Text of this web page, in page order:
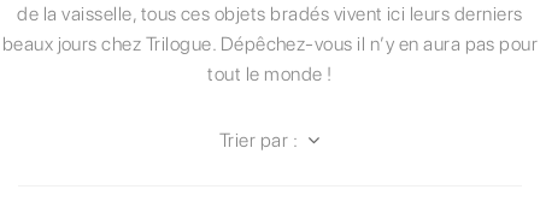
de la vaisselle, tous ces objets bradés vivent ici leurs derniers
beaux jours chez Trilogue. Dépêchez-vous il n’y en aura pas pour
tout le monde !
Trier par :